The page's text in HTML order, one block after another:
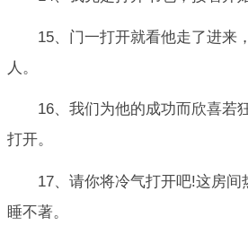
15、门一打开就看他走了进来
人。
16、我们为他的成功而欣喜若
打开。
17、请你将冷气打开吧!这房
睡不著。